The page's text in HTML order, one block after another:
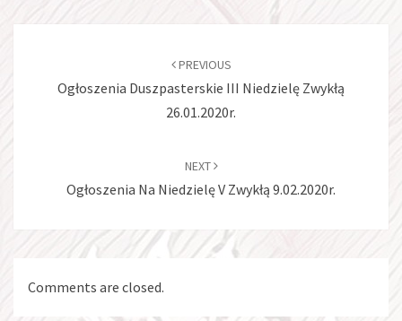
PREVIOUS
Ogłoszenia Duszpasterskie III Niedzielę Zwykłą
26.01.2020r.
NEXT
Ogłoszenia Na Niedzielę V Zwykłą 9.02.2020r.
Comments are closed.